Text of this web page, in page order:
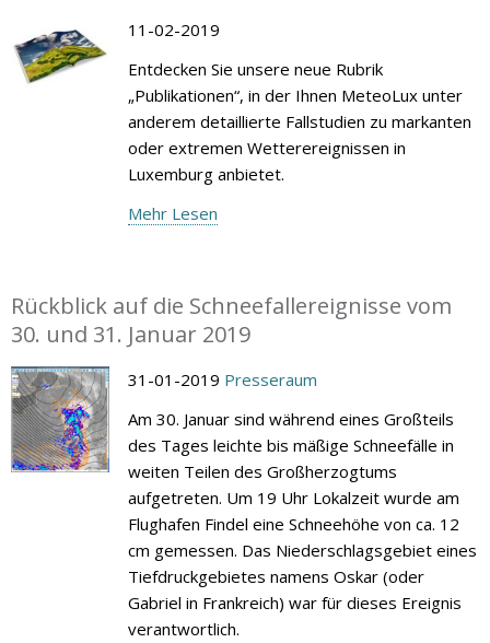
11-02-2019
Entdecken Sie unsere neue Rubrik
„Publikationen“, in der Ihnen MeteoLux unter
anderem detaillierte Fallstudien zu markanten
oder extremen Wetterereignissen in
Luxemburg anbietet.
Mehr Lesen
Rückblick auf die Schneefallereignisse vom
30. und 31. Januar 2019
31-01-2019 Presseraum
Am 30. Januar sind während eines Großteils
des Tages leichte bis mäßige Schneefälle in
weiten Teilen des Großherzogtums
aufgetreten. Um 19 Uhr Lokalzeit wurde am
Flughafen Findel eine Schneehöhe von ca. 12
cm gemessen. Das Niederschlagsgebiet eines
Tiefdruckgebietes namens Oskar (oder
Gabriel in Frankreich) war für dieses Ereignis
verantwortlich.